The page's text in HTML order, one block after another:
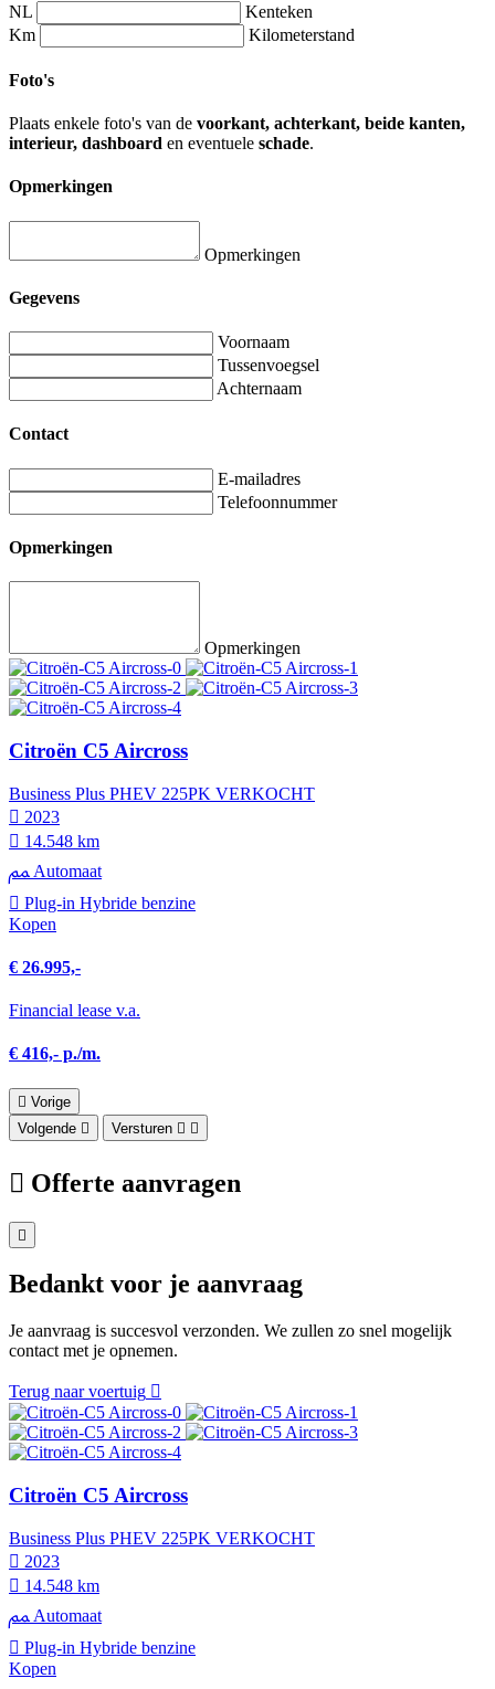
NL
Kenteken
Km
Kilometerstand
Foto's
Plaats enkele foto's van de voorkant, achterkant, beide kanten,
interieur, dashboard en eventuele schade.
Opmerkingen
Opmerkingen
Gegevens
Voornaam
Tussenvoegsel
Achternaam
Contact
E-mailadres
Telefoonnummer
Opmerkingen
Opmerkingen
Citroën C5 Aircross
Business Plus PHEV 225PK VERKOCHT
2023
14.548 km
Automaat
Plug-in Hybride benzine
Kopen
€ 26.995,-
Financial lease v.a.
€ 416,- p./m.
Vorige
Volgende
Versturen
Offerte aanvragen
Bedankt voor je aanvraag
Je aanvraag is succesvol verzonden. We zullen zo snel mogelijk
contact met je opnemen.
Terug naar voertuig
Citroën C5 Aircross
Business Plus PHEV 225PK VERKOCHT
2023
14.548 km
Automaat
Plug-in Hybride benzine
Kopen